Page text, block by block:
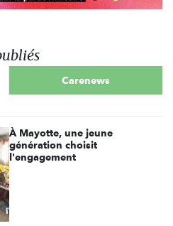
Carenews
À Mayotte, une jeune
génération choisit
l'engagement